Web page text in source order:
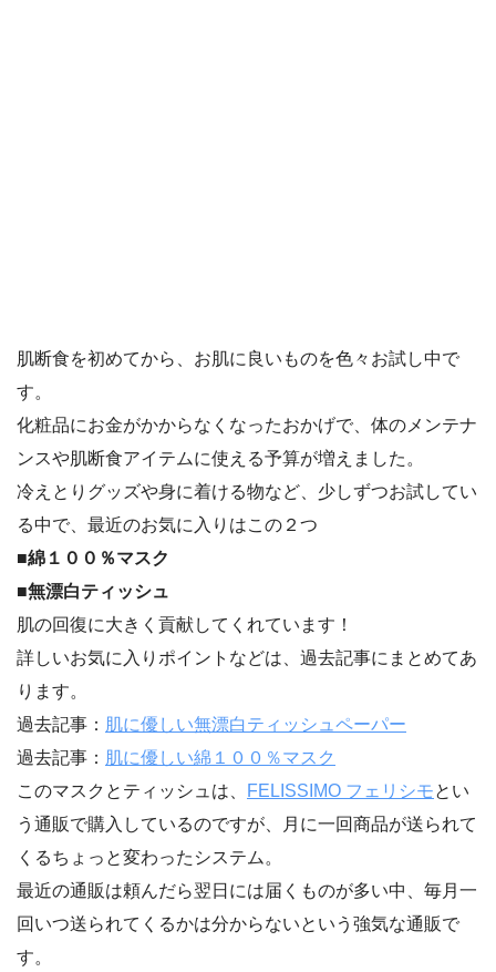
肌断食を初めてから、お肌に良いものを色々お試し中で
す。
化粧品にお金がかからなくなったおかげで、体のメンテナ
ンスや肌断食アイテムに使える予算が増えました。
冷えとりグッズや身に着ける物など、少しずつお試してい
る中で、最近のお気に入りはこの２つ
■綿１００％マスク
■無漂白ティッシュ
肌の回復に大きく貢献してくれています！
詳しいお気に入りポイントなどは、過去記事にまとめてあ
ります。
過去記事： 肌に優しい無漂白ティッシュペーパー
過去記事： 肌に優しい綿１００％マスク
このマスクとティッシュは、
FELISSIMO フェリシモとい
う通販で購入しているのですが、月に一回商品が送られて
くるちょっと変わったシステム。
最近の通販は頼んだら翌日には届くものが多い中、毎月一
回いつ送られてくるかは分からないという強気な通販で
す。